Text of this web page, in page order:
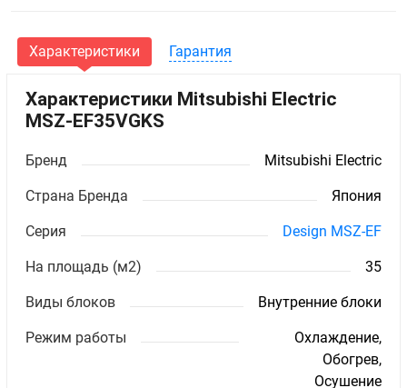
Характеристики Гарантия
Характеристики Mitsubishi Electric
MSZ-EF35VGKS
Бренд Mitsubishi Electric
Страна Бренда Япония
Серия Design MSZ-EF
На площадь (м2) 35
Виды блоков Внутренние блоки
Режим работы
Охлаждение,
Обогрев,
Осушение